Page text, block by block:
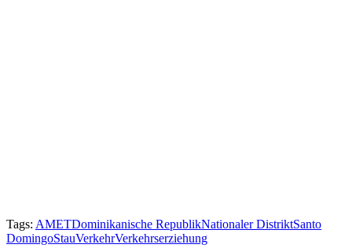
Tags: AMETDominikanische RepublikNationaler DistriktSanto
DomingoStauVerkehrVerkehrserziehung